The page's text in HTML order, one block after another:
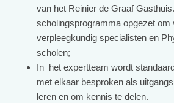
van het Reinier de Graaf
scholingsprogramma opgezet om
verpleegkundig specialisten en
scholen;
In het expertteam wordt
met elkaar besproken als
leren en om kennis te delen.